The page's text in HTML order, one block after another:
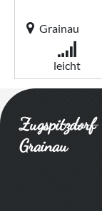
Zugspitzdorf
Grainau